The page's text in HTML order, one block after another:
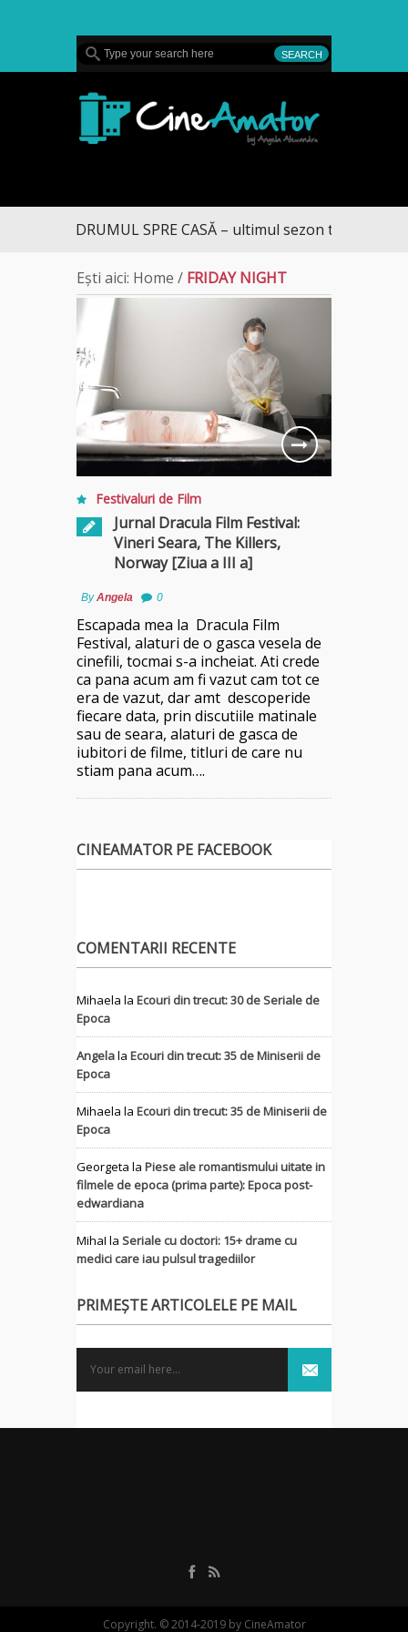
DRUMUL SPRE CASĂ – ultimul sezon te aduce la
Ești aici: Home / FRIDAY NIGHT
Festivaluri de Film
Jurnal Dracula Film Festival:
Vineri Seara, The Killers,
Norway [Ziua a III a]
ByAngela 0
Escapada mea la Dracula Film
Festival, alaturi de o gasca vesela de
cinefili, tocmai s-a incheiat. Ati crede
ca pana acum am fi vazut cam tot ce
era de vazut, dar amt descoperide
fiecare data, prin discutiile matinale
sau de seara, alaturi de gasca de
iubitori de filme, titluri de care nu
stiam pana acum….
CINEAMATOR PE FACEBOOK
COMENTARII RECENTE
Mihaela la Ecouri din trecut: 30 de Seriale de
Epoca
Angelala Ecouri din trecut: 35 de Miniserii de
Epoca
Mihaela la Ecouri din trecut: 35 de Miniserii de
Epoca
Georgeta la Piese ale romantismului uitate in
filmele de epoca (prima parte): Epoca post-
edwardiana
MihaI la Seriale cu doctori: 15+ drame cu
medici care iau pulsul tragediilor
PRIMEȘTE ARTICOLELE PE MAIL
Copyright. © 2014-2019 by CineAmator